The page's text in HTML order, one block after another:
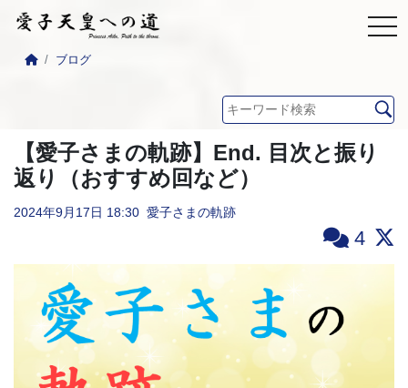
ブログ
【愛子さまの軌跡】End. 目次と振り
返り（おすすめ回など）
2024年9月17日 18:30 愛子さまの軌跡
4